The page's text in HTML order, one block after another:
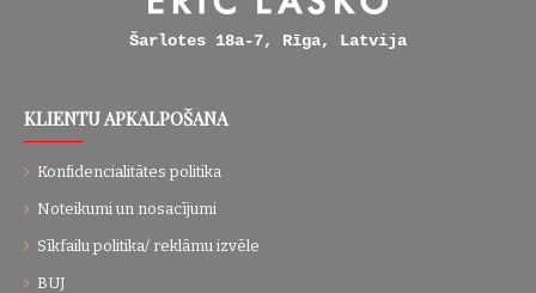
Šarlotes 18a-7, Rīga, Latvija
KLIENTU APKALPOŠANA
Konfidencialitātes politika
Noteikumi un nosacījumi
Sīkfailu politika/ reklāmu izvēle
BUJ